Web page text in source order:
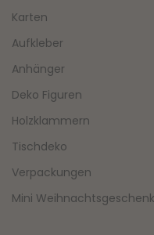
Karten
Aufkleber
Anhänger
Deko Figuren
Holzklammern
Tischdeko
Verpackungen
Mini